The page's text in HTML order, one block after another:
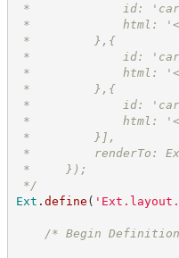
*             id:
*             html:
*         },{
*             id:
*             html:
*         },{
*             id:
*             html:
*         }],
*         renderTo:
*     });
*/
Ext .define ( '
/* Begin